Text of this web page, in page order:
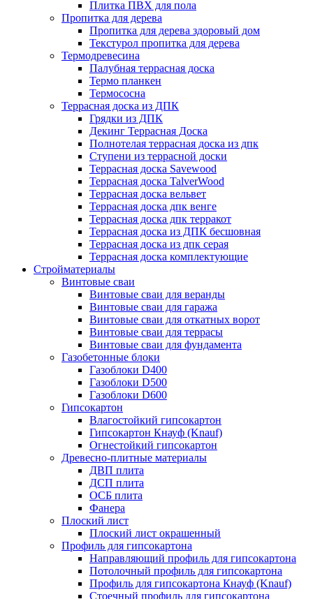
Плитка ПВХ для пола
Пропитка для дерева
Пропитка для дерева здоровый дом
Текстурол пропитка для дерева
Термодревесина
Палубная террасная доска
Термо планкен
Термососна
Террасная доска из ДПК
Грядки из ДПК
Декинг Террасная Доска
Полнотелая террасная доска из дпк
Ступени из террасной доски
Террасная доска Savewood
Террасная доска TalverWood
Террасная доска вельвет
Террасная доска дпк венге
Террасная доска дпк терракот
Террасная доска из ДПК бесшовная
Террасная доска из дпк серая
Террасная доска комплектующие
Стройматериалы
Винтовые сваи
Винтовые сваи для веранды
Винтовые сваи для гаража
Винтовые сваи для откатных ворот
Винтовые сваи для террасы
Винтовые сваи для фундамента
Газобетонные блоки
Газоблоки D400
Газоблоки D500
Газоблоки D600
Гипсокартон
Влагостойкий гипсокартон
Гипсокартон Кнауф (Knauf)
Огнестойкий гипсокартон
Древесно-плитные материалы
ДВП плита
ДСП плита
ОСБ плита
Фанера
Плоский лист
Плоский лист окрашенный
Профиль для гипсокартона
Направляющий профиль для гипсокартона
Потолочный профиль для гипсокартона
Профиль для гипсокартона Кнауф (Knauf)
Стоечный профиль для гипсокартона